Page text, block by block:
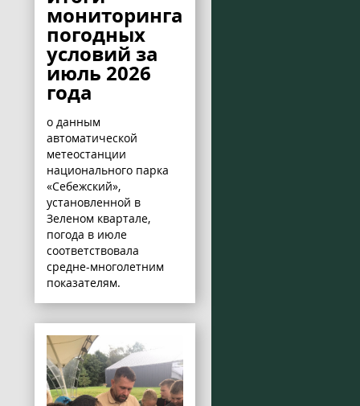
мониторинга
погодных
условий за
июль 2026
года
о данным
автоматической
метеостанции
национального парка
«Себежский»,
установленной в
Зеленом квартале,
погода в июле
соответствовала
средне-многолетним
показателям.